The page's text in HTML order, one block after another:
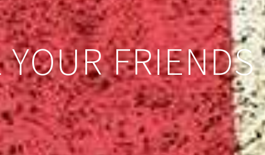
FRIENDS